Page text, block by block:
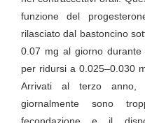
funzione del
rilasciato dal bastoncino
0.07 mg al giorno durante
per ridursi a 0.025–0.030
Arrivati al terzo anno,
giornalmente sono